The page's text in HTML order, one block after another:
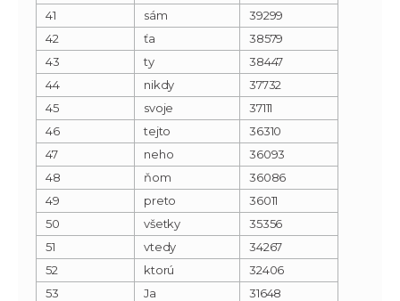
41
sám
39299
42
ťa
38579
43
ty
38447
44
nikdy
37732
45
svoje
37111
46
tejto
36310
47
neho
36093
48
ňom
36086
49
preto
36011
50
všetky
35356
51
vtedy
34267
52
ktorú
32406
53
Ja
31648